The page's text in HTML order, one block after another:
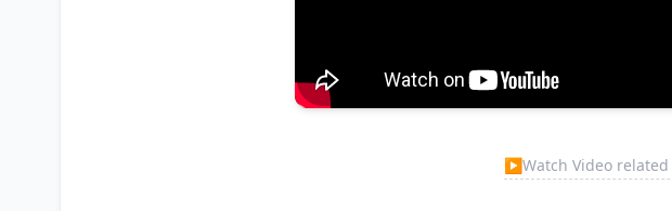
▶Watch Video related